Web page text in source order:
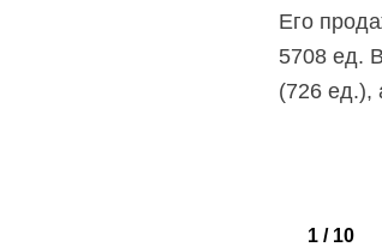
Его
5708 ед. В
(726 ед.),
1 / 10